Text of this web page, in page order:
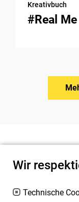
Kreativbuch
#Real Me
Wir
Technische